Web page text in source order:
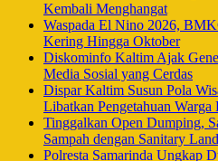
Kembali Menghangat
Waspada El Nino 2026,
Kering Hingga Oktober
Diskominfo Kaltim Ajak
Media Sosial yang Cerdas
Dispar Kaltim Susun Pola
Libatkan Pengetahuan Warga
Tinggalkan Open Dumping,
Sampah dengan Sanitary
Polresta Samarinda Ungkap